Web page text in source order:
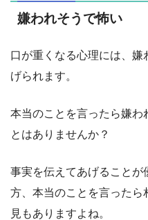
嫌われそうで怖い
口が重くなる心理には、
げられます。
本当のことを言ったら嫌
とはありませんか？
事実を伝えてあげることが
方、本当のことを言った
見もありますよね。